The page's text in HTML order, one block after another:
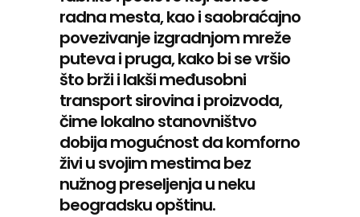
radna mesta, kao i saobraćajno
povezivanje izgradnjom mreže
puteva i pruga, kako bi se vršio
što brži i lakši međusobni
transport sirovina i proizvoda,
čime lokalno stanovništvo
dobija mogućnost da komforno
živi u svojim mestima bez
nužnog preseljenja u neku
beogradsku opštinu.